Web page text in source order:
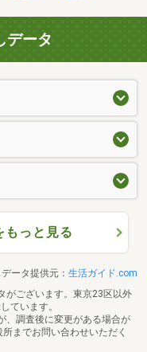
データ
もっと見る
ータ提供元： 生活ガイド.com
がございます。東京23区以外
ています。
、調査後に変更がある場合が
までお問い合わせいただく